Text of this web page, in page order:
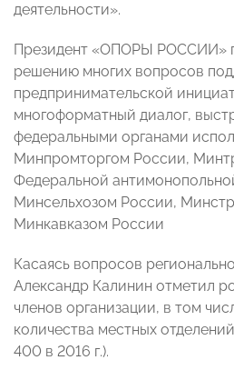
деятельности».
Президент «ОПОРЫ РОССИИ»
решению многих вопросов
предпринимательской
многоформатный диалог,
федеральными органами
Минпромторгом России,
Федеральной
Минсельхозом России,
Минкавказом России
Касаясь вопросов
Александр Калинин отметил
членов организации, в том
количества местных
400 в 2016 г.).